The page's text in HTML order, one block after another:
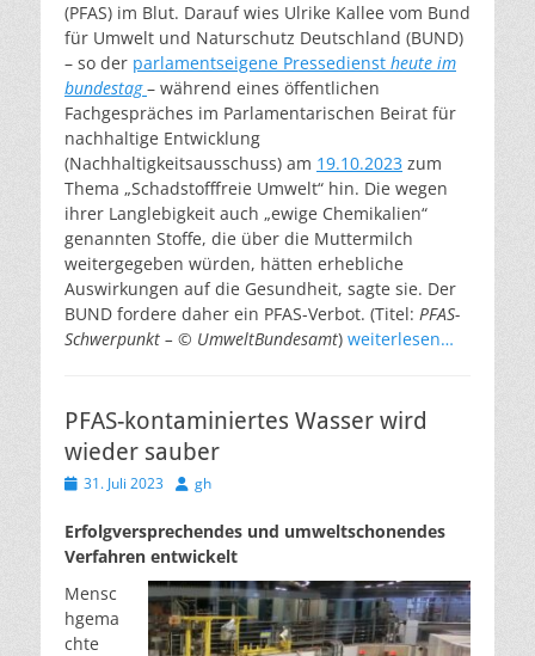
(PFAS) im Blut. Darauf wies Ulrike Kallee vom Bund
für Umwelt und Naturschutz Deutschland (BUND)
– so der parlamentseigene Pressedienst heute im
bundestag – während eines öffentlichen
Fachgespräches im Parlamentarischen Beirat für
nachhaltige Entwicklung
(Nachhaltigkeitsausschuss) am 19.10.2023 zum
Thema „Schadstofffreie Umwelt“ hin. Die wegen
ihrer Langlebigkeit auch „ewige Chemikalien“
genannten Stoffe, die über die Muttermilch
weitergegeben würden, hätten erhebliche
Auswirkungen auf die Gesundheit, sagte sie. Der
BUND fordere daher ein PFAS-Verbot. (Titel: PFAS-
Schwerpunkt – © UmweltBundesamt) weiterlesen…
PFAS-kontaminiertes Wasser wird
wieder sauber
Veröffentlicht
31. Juli 2023 Autor
gh
Erfolgversprechendes und umweltschonendes
Verfahren entwickelt
Mensc
hgema
chte